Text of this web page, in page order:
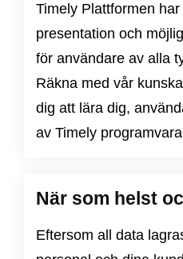
Timely Plattformen
presentation och
för användare av alla
Räkna med vår
dig att lära dig,
av Timely
När som helst
Eftersom all data